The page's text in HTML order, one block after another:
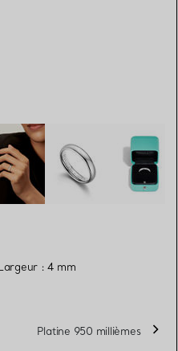
950 millièmes.
: 4 mm
Platine 950 millièmes